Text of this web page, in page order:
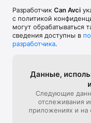
Разработчик Can Avci
с политикой
могут обрабатываться
сведения доступны в
разработчика.
Данные,
Следующие
отслеживания
приложениях и на